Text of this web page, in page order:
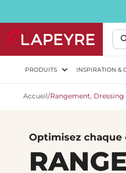
PRODUITS INSPIRATION &
Accueil/Rangement,
Optimisez chaque